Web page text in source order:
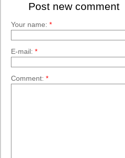
Post new comment
Your name: *
E-mail: *
Comment: *